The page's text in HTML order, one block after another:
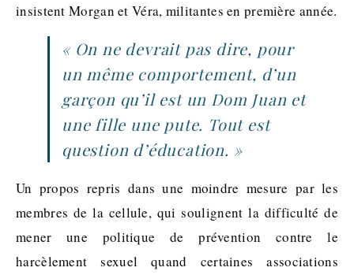
insistent Morgan et Véra, militantes en première année.
« On ne devrait pas dire, pour
un même comportement, d’un
garçon qu’il est un Dom Juan et
une fille une pute. Tout est
question d’éducation. »
Un propos repris dans une moindre mesure par les
membres de la cellule, qui soulignent la difficulté de
mener une politique de prévention contre le
harcèlement sexuel quand certaines associations